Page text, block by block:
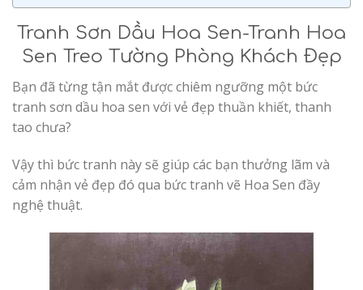
Tranh Sơn Dầu Hoa Sen-Tranh Hoa
Sen Treo Tường Phòng Khách Đẹp
Bạn đã từng tận mắt được chiêm ngưỡng một bức
tranh sơn dầu hoa sen với vẻ đẹp thuần khiết, thanh
tao chưa?
Vậy thì bức tranh này sẽ giúp các bạn thưởng lãm và
cảm nhận vẻ đẹp đó qua bức tranh vẽ Hoa Sen đầy
nghệ thuật.